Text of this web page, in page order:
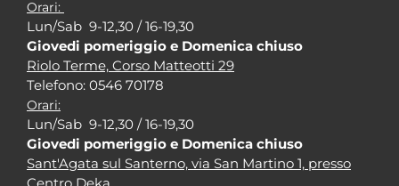
Orari:
Lun/Sab 9-12,30 / 16-19,30
Giovedi pomeriggio e Domenica chiuso
Riolo Terme, Corso Matteotti 29
Telefono: 0546 70178
Orari:
Lun/Sab 9-12,30 / 16-19,30
Giovedi pomeriggio e Domenica chiuso
Sant'Agata sul Santerno, via San Martino 1, presso